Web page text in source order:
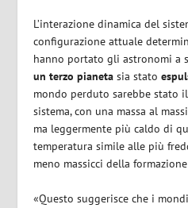
L’interazione dinamica del
configurazione attuale
hanno portato gli astronomi a
un terzo pianeta sia stato
mondo perduto sarebbe stato
sistema, con una massa al
ma leggermente più caldo di
temperatura simile alle più
meno massicci della
«Questo suggerisce che i